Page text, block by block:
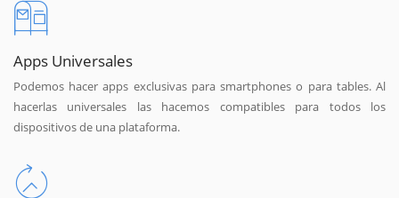
Apps Universales
Podemos hacer apps exclusivas para smartphones o para tables. Al
hacerlas universales las hacemos compatibles para todos los
dispositivos de una plataforma.